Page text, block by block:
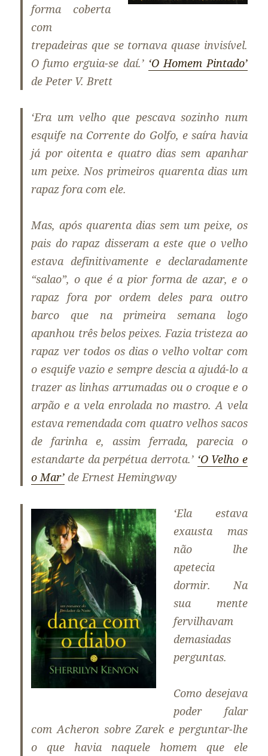
forma coberta
com
trepadeiras que se tornava quase invisível.
O fumo erguia-se daí.’ ‘O Homem Pintado’
de Peter V. Brett
‘Era um velho que pescava sozinho num
esquife na Corrente do Golfo, e saíra havia
já por oitenta e quatro dias sem apanhar
um peixe. Nos primeiros quarenta dias um
rapaz fora com ele.
Mas, após quarenta dias sem um peixe, os
pais do rapaz disseram a este que o velho
estava definitivamente e declaradamente
“salao”, o que é a pior forma de azar, e o
rapaz fora por ordem deles para outro
barco que na primeira semana logo
apanhou três belos peixes. Fazia tristeza ao
rapaz ver todos os dias o velho voltar com
o esquife vazio e sempre descia a ajudá-lo a
trazer as linhas arrumadas ou o croque e o
arpão e a vela enrolada no mastro. A vela
estava remendada com quatro velhos sacos
de farinha e, assim ferrada, parecia o
estandarte da perpétua derrota.’ ‘O Velho e
o Mar’ de Ernest Hemingway
‘Ela estava
exausta mas
não lhe
apetecia
dormir. Na
sua mente
fervilhavam
demasiadas
perguntas.
Como desejava
poder falar
com Acheron sobre Zarek e perguntar-lhe
o que havia naquele homem que ele